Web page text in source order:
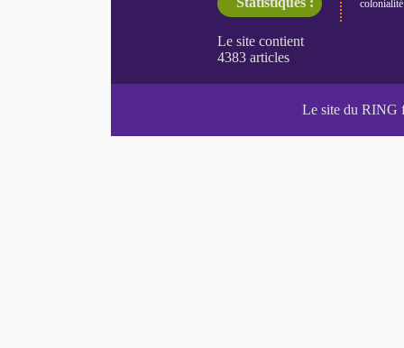
colonialité
Le site du RING